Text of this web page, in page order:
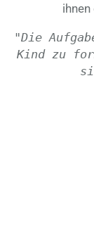
"Die
Kind zu